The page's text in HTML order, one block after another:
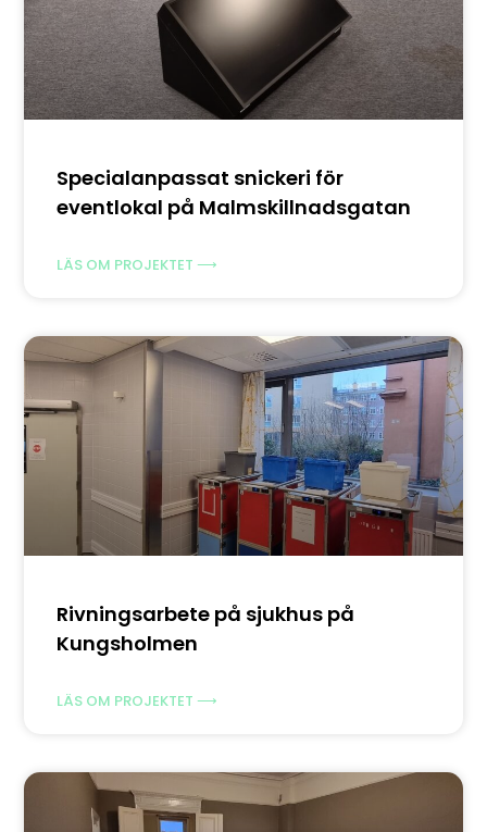
Specialanpassat snickeri för
eventlokal på Malmskillnadsgatan
LÄS OM PROJEKTET ⟶
Rivningsarbete på sjukhus på
Kungsholmen
LÄS OM PROJEKTET ⟶